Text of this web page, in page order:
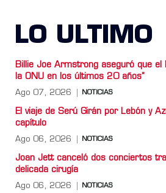
LO ULTIMO
Billie Joe Armstrong aseguró que el
la ONU en los últimos 20 años”
Ago 07, 2026 NOTICIAS
El viaje de Serú Girán por Lebón y
capítulo
Ago 06, 2026 NOTICIAS
Joan Jett canceló dos conciertos
delicada cirugía
Ago 06, 2026 NOTICIAS